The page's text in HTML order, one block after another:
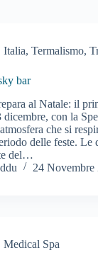
Italia,Termalismo,
bar
al Natale: il
dicembre, con la
che si
delle feste. Le
del…
24 Novembre
Medical Spa